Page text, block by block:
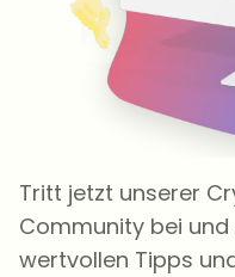
Tritt jetzt unserer
Community bei
wertvollen Tipps